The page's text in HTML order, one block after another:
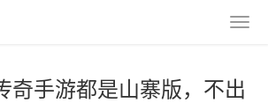
奇手游都是山寨版，不出